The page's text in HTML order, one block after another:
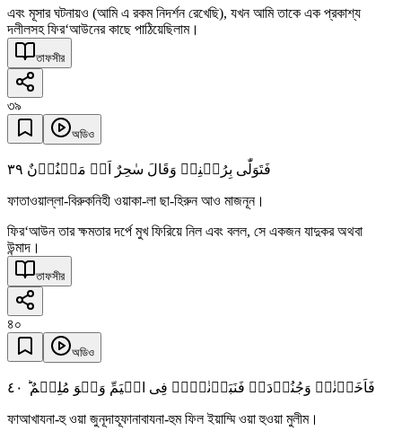
এবং মূসার ঘটনায়ও (আমি এ রকম নিদর্শন রেখেছি), যখন আমি তাকে এক প্রকাশ্য
দলীলসহ ফির‘আউনের কাছে পাঠিয়েছিলাম।
তাফসীর
৩৯
অডিও
فَتَوَلّٰی بِرُکۡنِہٖ وَقَالَ سٰحِرٌ اَوۡ مَجۡنُوۡنٌ ٣٩
ফাতাওয়াল্লা-বিরুকনিহী ওয়াকা-লা ছা-হিরুন আও মাজনূন।
ফির‘আউন তার ক্ষমতার দর্পে মুখ ফিরিয়ে নিল এবং বলল, সে একজন যাদুকর অথবা
উন্মাদ।
তাফসীর
৪০
অডিও
فَاَخَذۡنٰہُ وَجُنُوۡدَہٗ فَنَبَذۡنٰہُمۡ فِی الۡیَمِّ وَہُوَ مُلِیۡمٌ ؕ ٤۰
ফাআখাযনা-হু ওয়া জুনূদাহূফানাবাযনা-হুম ফিল ইয়াম্মি ওয়া হুওয়া মুলীম।